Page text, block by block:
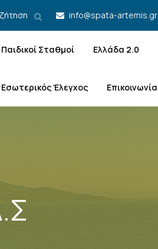
info@spata-artemis.gr
Παιδικοί Σταθμοί Ελλάδα 2.0
Εσωτερικός Έλεγχος Επικοινωνία